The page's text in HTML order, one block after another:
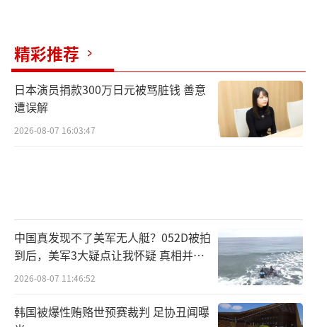
精彩推荐
日本演员捐款300万日元被骂脏钱 善意
遭误解
2026-08-07 16:03:47
中国真发现不了美军无人艇？052D被拍
到后，美军3大疑点让我怀疑 真相并非
如此
2026-08-07 11:46:52
韩国被爆性贿赂世预赛裁判 足协丑闻曝